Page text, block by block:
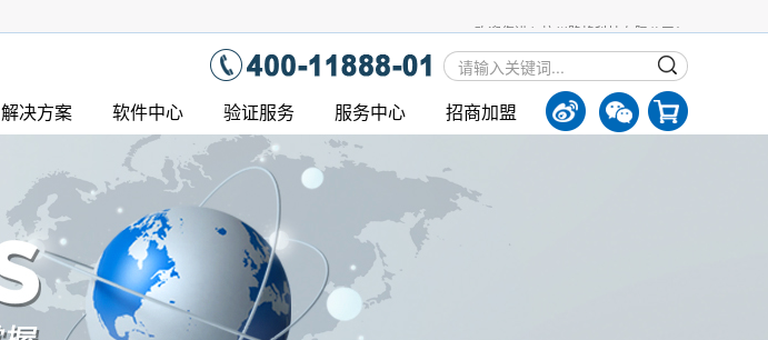
解决方案 软件中心 验证服务 服务中心 招商加盟